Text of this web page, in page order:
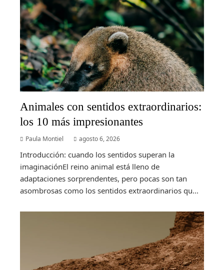
Animales con sentidos extraordinarios:
los 10 más impresionantes
Paula Montiel agosto 6, 2026
Introducción: cuando los sentidos superan la
imaginaciónEl reino animal está lleno de
adaptaciones sorprendentes, pero pocas son tan
asombrosas como los sentidos extraordinarios qu...